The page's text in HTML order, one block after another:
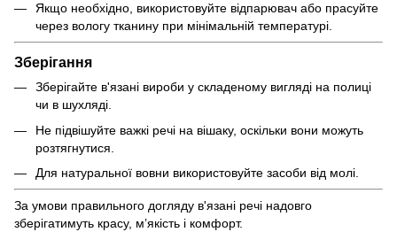
Якщо необхідно, використовуйте відпарювач або прасуйте
через вологу тканину при мінімальній температурі.
Зберігання
Зберігайте в'язані вироби у складеному вигляді на полиці
чи в шухляді.
Не підвішуйте важкі речі на вішаку, оскільки вони можуть
розтягнутися.
Для натуральної вовни використовуйте засоби від молі.
За умови правильного догляду в'язані речі надовго
зберігатимуть красу, м’якість і комфорт.